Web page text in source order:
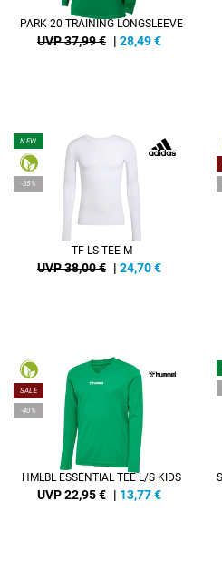
PARK 20 TRAINING LONGSLEEVE
UVP 37,99 € | 28,49€
NEW
-35%
TF LS TEE M
UVP 38,00 € | 24,70€
SALE
-40%
HMLBL ESSENTIAL TEE L/S KIDS
UVP 22,95 € | 13,77€